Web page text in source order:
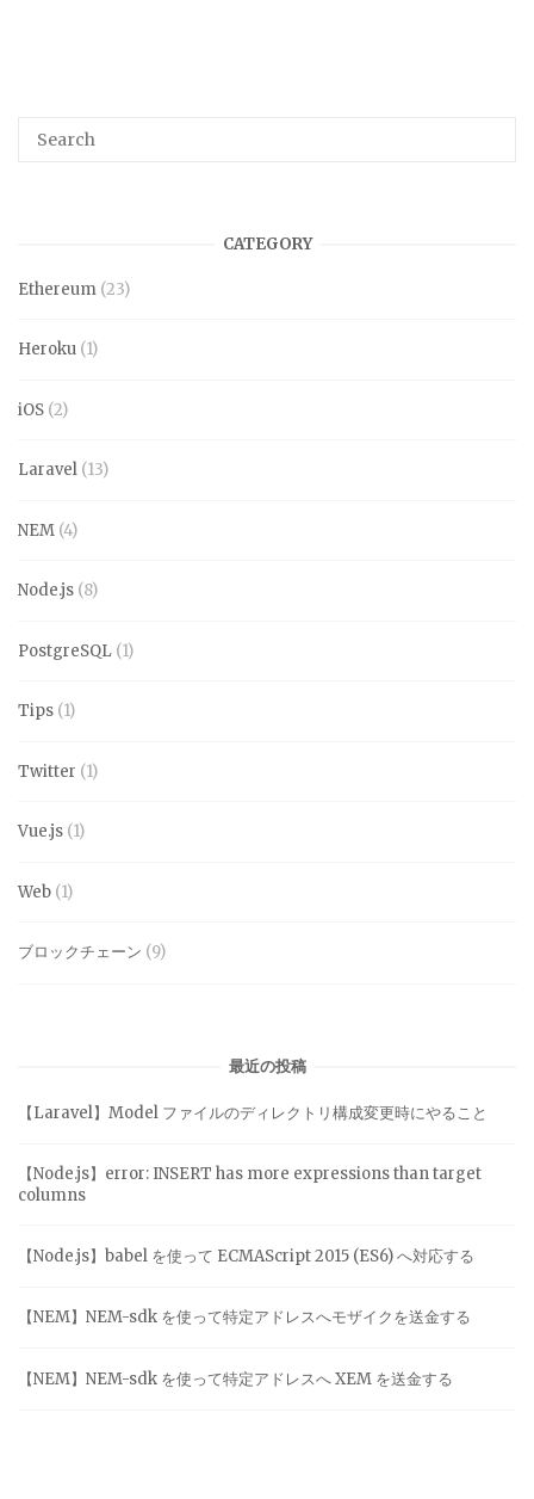
CATEGORY
Ethereum (23)
Heroku (1)
iOS (2)
Laravel (13)
NEM (4)
Node.js (8)
PostgreSQL (1)
Tips (1)
Twitter (1)
Vue.js (1)
Web (1)
ブロックチェーン (9)
最近の投稿
【Laravel】Model ファイルのディレクトリ構成変更時にやること
【Node.js】error: INSERT has more expressions than target
columns
【Node.js】babel を使って ECMAScript 2015 (ES6) へ対応する
【NEM】NEM-sdk を使って特定アドレスへモザイクを送金する
【NEM】NEM-sdk を使って特定アドレスへ XEM を送金する